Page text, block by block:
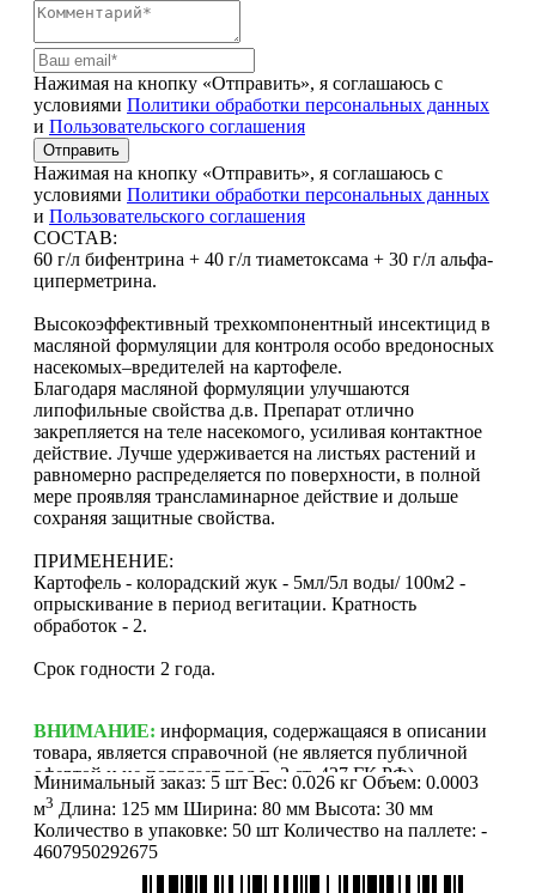
Нажимая на кнопку «Отправить», я соглашаюсь с
условиями Политики обработки персональных данных
и Пользовательского соглашения
Отправить
Нажимая на кнопку «Отправить», я соглашаюсь с
условиями Политики обработки персональных данных
и Пользовательского соглашения
СОСТАВ:
60 г/л бифентрина + 40 г/л тиаметоксама + 30 г/л альфа-
циперметрина.
Высокоэффективный трехкомпонентный инсектицид в
масляной формуляции для контроля особо вредоносных
насекомых–вредителей на картофеле.
Благодаря масляной формуляции улучшаются
липофильные свойства д.в. Препарат отлично
закрепляется на теле насекомого, усиливая контактное
действие. Лучше удерживается на листьях растений и
равномерно распределяется по поверхности, в полной
мере проявляя трансламинарное действие и дольше
сохраняя защитные свойства.
ПРИМЕНЕНИЕ:
Картофель - колорадский жук - 5мл/5л воды/ 100м2 -
опрыскивание в период вегитации. Кратность
обработок - 2.
Срок годности 2 года.
ВНИМАНИЕ: информация, содержащаяся в описании
товара, является справочной (не является публичной
офертой и не попадает под п. 2 ст. 437 ГК РФ).
Производитель может изменить характеристики и
внешний вид товара без предварительного уведомления.
Фотографии (изображения) могут отличаться от
действительного вида товара. Для уточнения деталей
обращайтесь к менеджерам. Если Вы нашли неточность
Минимальный заказ: 5 шт Вес: 0.026 кг Объем: 0.0003
м3 Длина: 125 мм Ширина: 80 мм Высота: 30 мм
Количество в упаковке: 50 шт Количество на паллете: -
4607950292675